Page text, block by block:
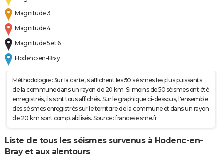
Magnitude 3
Magnitude 4
Magnitude 5 et 6
Hodenc-en-Bray
Méthodologie : Sur la carte, s'affichent les 50 séismes les plus puissants
de la commune dans un rayon de 20 km. Si moins de 50 séismes ont été
enregistrés, ils sont tous affichés. Sur le graphique ci-dessous, l'ensemble
des séismes enregistrés sur le territoire de la commune et dans un rayon
de 20 km sont comptabilisés. Source : franceseisme.fr
Liste de tous les séismes survenus à Hodenc-en-
Bray et aux alentours